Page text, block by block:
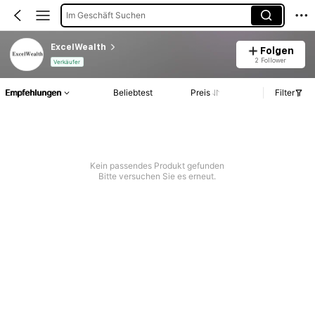
Im Geschäft Suchen
ExcelWealth
Verkäufer
Folgen
2 Follower
Empfehlungen Beliebtest Preis Filter
Kein passendes Produkt gefunden
Bitte versuchen Sie es erneut.